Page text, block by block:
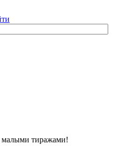
малыми тиражами!